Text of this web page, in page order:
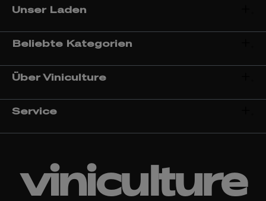
Unser Laden
Beliebte Kategorien
Über Viniculture
Service
viniculture